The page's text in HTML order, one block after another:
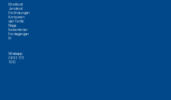
Direktorat
Jenderal
Perlindungan
Konsumen
dan Tertib
Niaga
Kementerian
Perdagangan
RI
Whatsapp
0853 1111
1010